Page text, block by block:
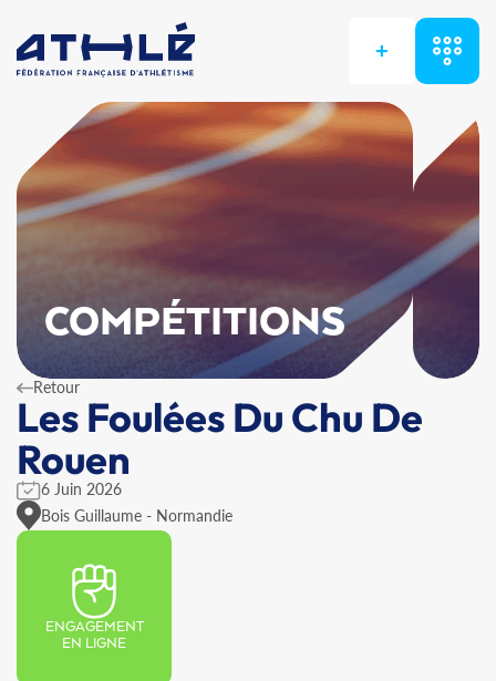
+
COMPÉTITIONS
Retour
Les Foulées Du Chu De
Rouen
6 Juin 2026
Bois Guillaume - Normandie
ENGAGEMENT
EN LIGNE